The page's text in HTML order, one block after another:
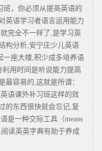
班，你必须从提高英语的
英语学习者语言运用能力
完全不一样了,是学习英
构分析,安宁庄少儿英语
一座大楼,积少成多培养语
用时间是听说能力提高
最容易的,这就是所谓：
语课外补习班这样的效
的东西很快就会忘记,复
是一种交际工具（means
读英英字典有助于养成